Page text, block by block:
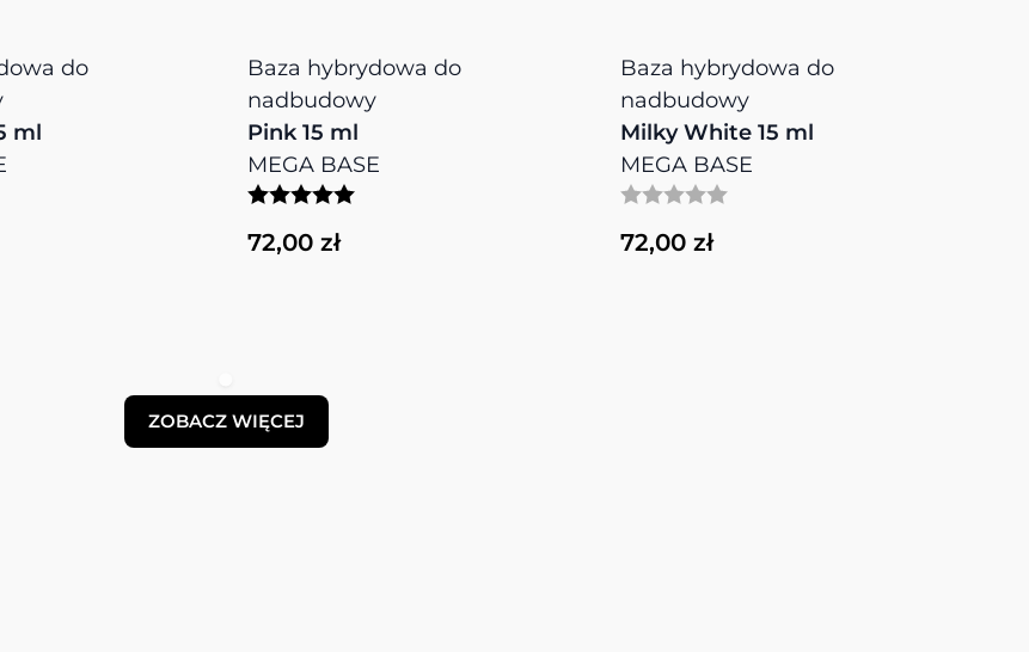
do
ml
Baza hybrydowa do
nadbudowy
Pink 15 ml
MEGA BASE
72,00 zł
Baza hybrydowa do
nadbudowy
Milky White 15 ml
MEGA BASE
72,00 zł
ZOBACZ WIĘCEJ